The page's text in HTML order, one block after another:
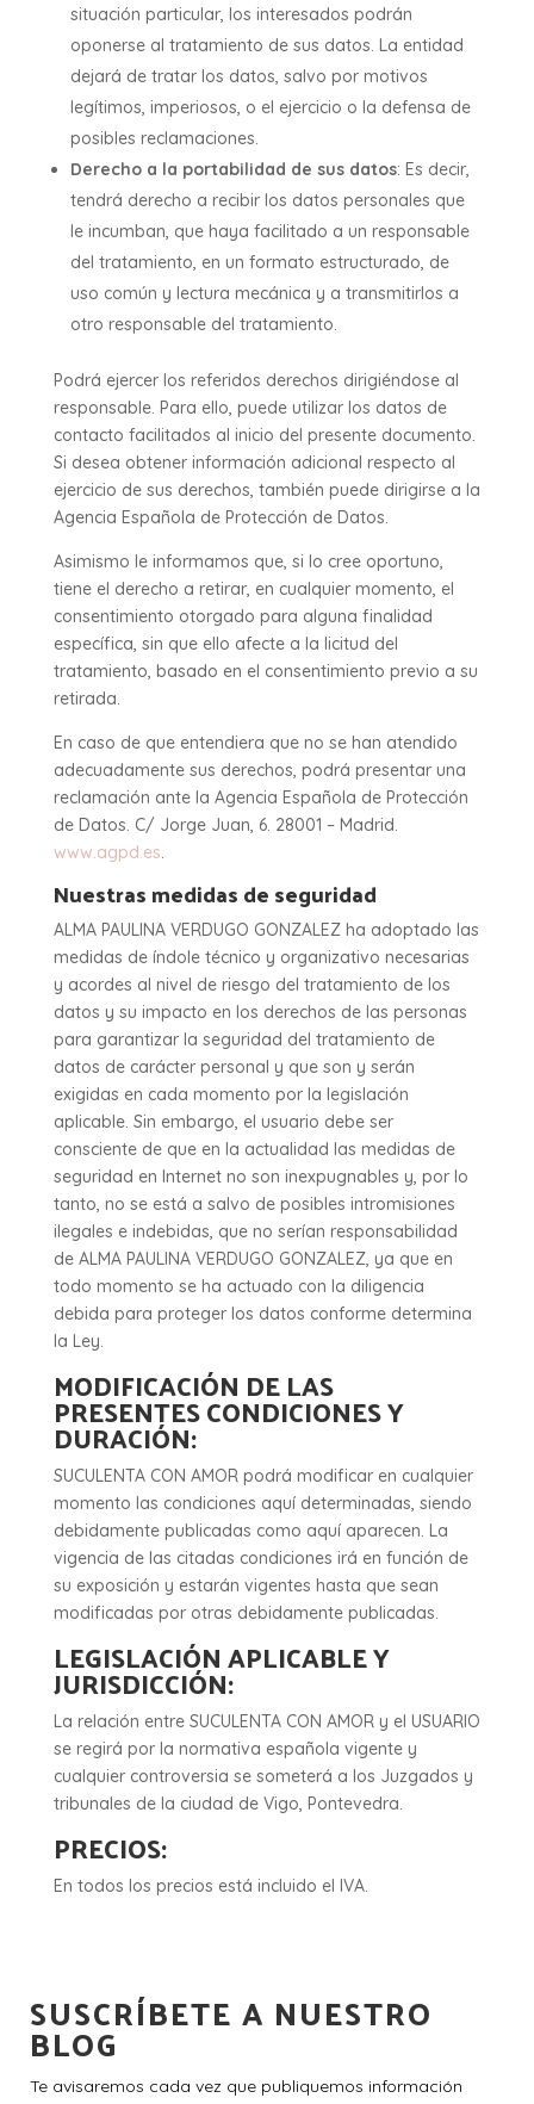
situación particular, los interesados podrán
oponerse al tratamiento de sus datos. La entidad
dejará de tratar los datos, salvo por motivos
legítimos, imperiosos, o el ejercicio o la defensa de
posibles reclamaciones.
Derecho a la portabilidad de sus datos: Es decir,
tendrá derecho a recibir los datos personales que
le incumban, que haya facilitado a un responsable
del tratamiento, en un formato estructurado, de
uso común y lectura mecánica y a transmitirlos a
otro responsable del tratamiento.
Podrá ejercer los referidos derechos dirigiéndose al
responsable. Para ello, puede utilizar los datos de
contacto facilitados al inicio del presente documento.
Si desea obtener información adicional respecto al
ejercicio de sus derechos, también puede dirigirse a la
Agencia Española de Protección de Datos.
Asimismo le informamos que, si lo cree oportuno,
tiene el derecho a retirar, en cualquier momento, el
consentimiento otorgado para alguna finalidad
específica, sin que ello afecte a la licitud del
tratamiento, basado en el consentimiento previo a su
retirada.
En caso de que entendiera que no se han atendido
adecuadamente sus derechos, podrá presentar una
reclamación ante la Agencia Española de Protección
de Datos. C/ Jorge Juan, 6. 28001 – Madrid.
www.agpd.es.
Nuestras medidas de seguridad
ALMA PAULINA VERDUGO GONZALEZ ha adoptado las
medidas de índole técnico y organizativo necesarias
y acordes al nivel de riesgo del tratamiento de los
datos y su impacto en los derechos de las personas
para garantizar la seguridad del tratamiento de
datos de carácter personal y que son y serán
exigidas en cada momento por la legislación
aplicable. Sin embargo, el usuario debe ser
consciente de que en la actualidad las medidas de
seguridad en Internet no son inexpugnables y, por lo
tanto, no se está a salvo de posibles intromisiones
ilegales e indebidas, que no serían responsabilidad
de ALMA PAULINA VERDUGO GONZALEZ, ya que en
todo momento se ha actuado con la diligencia
debida para proteger los datos conforme determina
la Ley.
MODIFICACIÓN DE LAS
PRESENTES CONDICIONES Y
DURACIÓN:
SUCULENTA CON AMOR podrá modificar en cualquier
momento las condiciones aquí determinadas, siendo
debidamente publicadas como aquí aparecen. La
vigencia de las citadas condiciones irá en función de
su exposición y estarán vigentes hasta que sean
modificadas por otras debidamente publicadas.
LEGISLACIÓN APLICABLE Y
JURISDICCIÓN:
La relación entre SUCULENTA CON AMOR y el USUARIO
se regirá por la normativa española vigente y
cualquier controversia se someterá a los Juzgados y
tribunales de la ciudad de Vigo, Pontevedra.
PRECIOS:
En todos los precios está incluido el IVA.
SUSCRÍBETE A NUESTRO
BLOG
Te avisaremos cada vez que publiquemos información